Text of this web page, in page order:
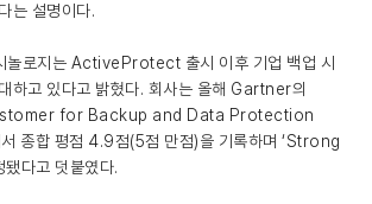
는 설명이다.
놀로지는 ActiveProtect 출시 이후 기업 백업 시
하고 있다고 밝혔다. 회사는 올해 Gartner의
for Backup and Data Protection
종합 평점 4.9점(5점 만점)을 기록하며 ‘Strong
다고 덧붙였다.